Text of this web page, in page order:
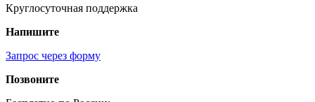
Круглосуточная поддержка
Напишите
Запрос через форму
Позвоните